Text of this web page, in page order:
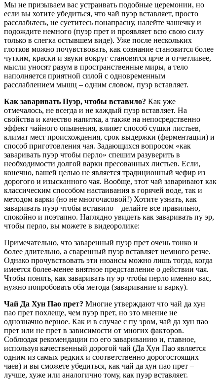
Мы не призываем вас устраивать подобные церемонии, но
если вы хотите убедиться, что чай пуэр вставляет, просто
расслабьтесь, не суетитесь понапрасну, налейте чашечку и
подождите немного (пуэр прет и проявляет всю свою силу
только в слегка остывшем виде). Уже после нескольких
глотков можно почувствовать, как сознание становится более
чутким, краски и звуки вокруг становятся ярче и отчетливее,
мысли уносят разум в пространственные миры, а тело
наполняется приятной силой с одновременным
расслаблением мышц – одним словом, пуэр вставляет.
Как заваривать Пуэр, чтобы вставило? Как уже
отмечалось, не всегда и не каждый пуэр вставляет. На
свойства и качество напитка, а также на непосредственно
эффект чайного опьянения, влияет способ сушки листьев,
климат мест происхождения, срок выдержки (ферментации) и
способ приготовления чая. Задающихся вопросом «как
заваривать пуэр чтобы перло» спешим разуверить в
необходимости долгой варки пресованных листьев. Если,
конечно, вашей целью не является традиционный чефир из
дорогого и изысканного чая. Вообще, этот чай заваривают как
классическим способом настаивания в горячей воде, так и
методом варки (но не многочасовой!) Хотите узнать, как
заваривать пуэр чтобы вставило – делайте все правильно,
спокойно и поэтапно. Наглядно увидеть как заваривать пу эр,
чтобы перло, вы можете в видеоролике:
Примечательно, что заваренный пуэр прет очень тонко и
более длительно, а сваренный пуэр вставляет немного резче.
Однако прочувствовать эти нюансы можно лишь тогда, когда
имеется более-менее внятное представление о действии чая.
Чтобы понять, как заваривать пу эр чтобы перло именно вас,
нужно попробовать оба метода (заваривание и варку).
Чай Да Хун Пао прет? Многие утверждают что чай да хун
пао прет похлеще, чем пуэр прет, но это мнение не
однозначно верное. Как и в случае с пу эром, чай да хун пао
прет или не прет в зависимости от многих факторов.
Соблюдая рекомендации по его завариванию и, главное,
используя качественный дорогой чай (Да Хун Пао является
одним из самых редких и соответственно дорогостоящих
чаев) и вы сможете убедиться, как чай да хун пао прет –
лучше, хуже или аналогично тому, как пуэр вставляет.